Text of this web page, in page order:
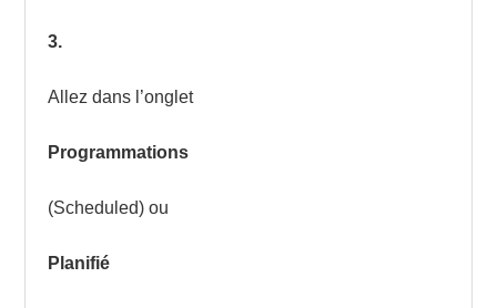
3.
Allez dans l’onglet
Programmations
(Scheduled) ou
Planifié